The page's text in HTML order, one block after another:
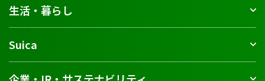
生活・暮らし
Suica